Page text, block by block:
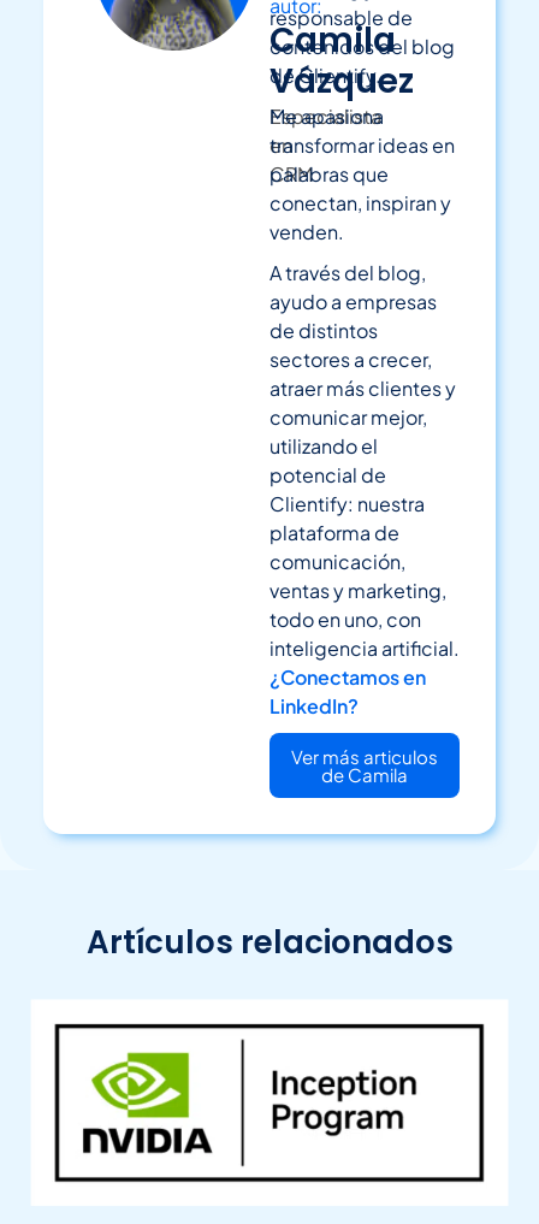
Camila
Vázquez
Especialista
en
CRM
responsable de
contenidos del blog
de Clientify.
Me apasiona
transformar ideas en
palabras que
conectan, inspiran y
venden.
A través del blog,
ayudo a empresas
de distintos
sectores a crecer,
atraer más clientes y
comunicar mejor,
utilizando el
potencial de
Clientify: nuestra
plataforma de
comunicación,
ventas y marketing,
todo en uno, con
inteligencia artificial.
¿Conectamos en
LinkedIn?
Ver más articulos
de Camila
Artículos relacionados